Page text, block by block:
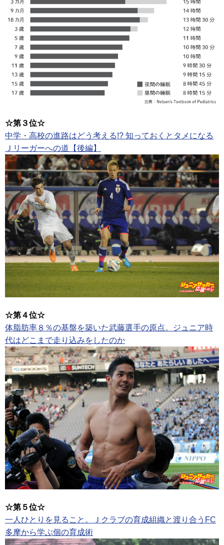
☆第３位☆
中学・高校の進路はどう考える!? 知っておくとタメになる
Ｊリーガーへの道【後編】
☆第４位☆
体脂肪率８％の基盤を築いた武藤選手の原点。ジュニア時
代はどこまで走り込みをしたのか
☆第５位☆
一人ひとりを見ること。Ｊクラブの育成組織と渡り合うFC
多摩から学ぶ個の育成術